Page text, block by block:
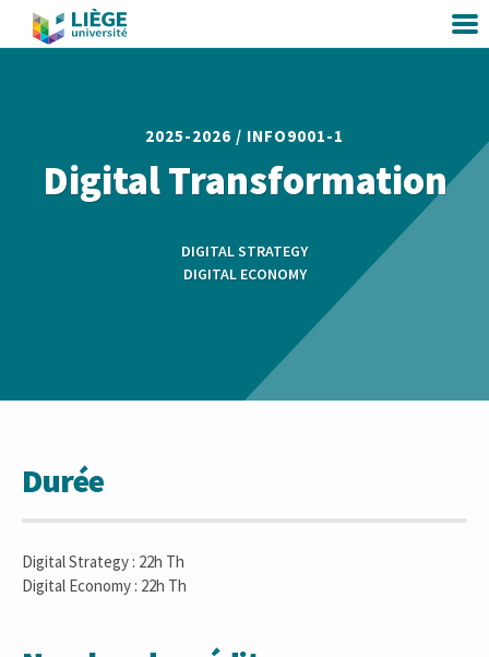
2025-2026 / INFO9001-1
Digital Transformation
DIGITAL STRATEGY
DIGITAL ECONOMY
Durée
Digital Strategy : 22h Th
Digital Economy : 22h Th